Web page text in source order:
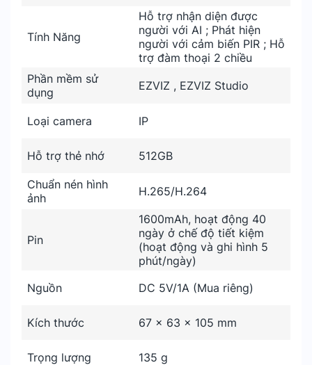
Tính Năng
Hỗ trợ nhận diện được
người với AI ; Phát hiện
người với cảm biến PIR ; Hỗ
trợ đàm thoại 2 chiều
Phần mềm sử
dụng
EZVIZ , EZVIZ Studio
Loại camera IP
Hỗ trợ thẻ nhớ 512GB
Chuẩn nén hình
ảnh
H.265/H.264
Pin
1600mAh, hoạt động 40
ngày ở chế độ tiết kiệm
(hoạt động và ghi hình 5
phút/ngày)
Nguồn
DC 5V/1A (Mua riêng)
Kích thước 67 × 63 × 105 mm
Trọng lượng 135 g